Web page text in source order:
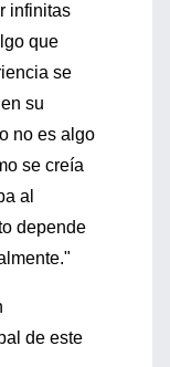
infinitas
que
se
su
no es algo
se creía
al
depende
de este